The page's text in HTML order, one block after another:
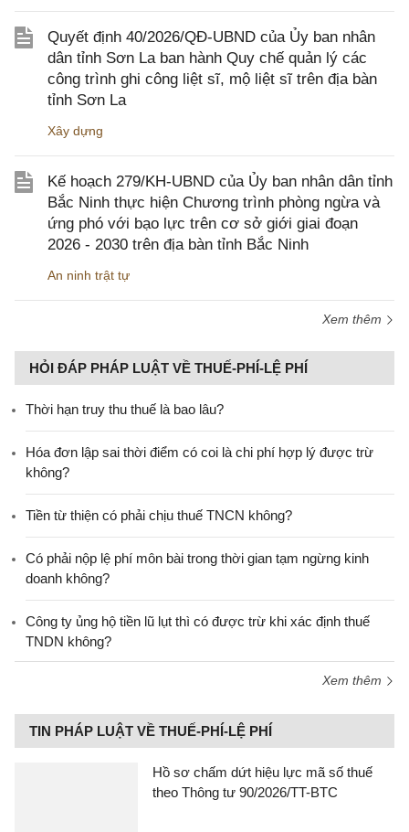
Quyết định 40/2026/QĐ-UBND của Ủy ban nhân
dân tỉnh Sơn La ban hành Quy chế quản lý các
công trình ghi công liệt sĩ, mộ liệt sĩ trên địa bàn
tỉnh Sơn La
Xây dựng
Kế hoạch 279/KH-UBND của Ủy ban nhân dân tỉnh
Bắc Ninh thực hiện Chương trình phòng ngừa và
ứng phó với bạo lực trên cơ sở giới giai đoạn
2026 - 2030 trên địa bàn tỉnh Bắc Ninh
An ninh trật tự
Xem thêm
HỎI ĐÁP PHÁP LUẬT VỀ THUẾ-PHÍ-LỆ PHÍ
Thời hạn truy thu thuế là bao lâu?
Hóa đơn lập sai thời điểm có coi là chi phí hợp lý được trừ
không?
Tiền từ thiện có phải chịu thuế TNCN không?
Có phải nộp lệ phí môn bài trong thời gian tạm ngừng kinh
doanh không?
Công ty ủng hộ tiền lũ lụt thì có được trừ khi xác định thuế
TNDN không?
Xem thêm
TIN PHÁP LUẬT VỀ THUẾ-PHÍ-LỆ PHÍ
Hồ sơ chấm dứt hiệu lực mã số thuế
theo Thông tư 90/2026/TT-BTC